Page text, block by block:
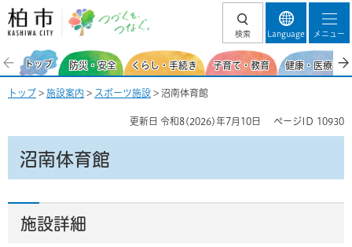
柏市 つづくを、
検索 Language メニュー
トップ 防災・安全 くらし・手続き 子育て・教育 健康・医療・
トップ > 施設案内 > スポーツ施設 > 沼南体育館
更新日 令和8(2026)年7月10日 ページID 10930
沼南体育館
施設詳細